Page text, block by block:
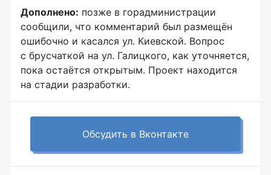
Дополнено: позже в горадминистрации
сообщили, что комментарий был размещён
ошибочно и касался ул. Киевской. Вопрос
с брусчаткой на ул. Галицкого, как уточняется,
пока остаётся открытым. Проект находится
на стадии разработки.
Обсудить в Вконтакте